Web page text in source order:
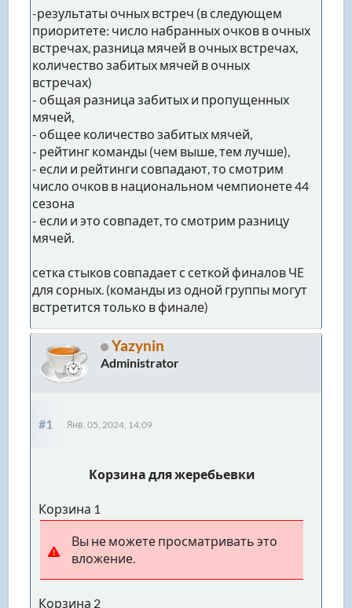
-результаты очных встреч (в следующем
приоритете: число набранных очков в очных
встречах, разница мячей в очных встречах,
количество забитых мячей в очных
встречах)
- общая разница забитых и пропущенных
мячей,
- общее количество забитых мячей,
- рейтинг команды (чем выше, тем лучше),
- если и рейтинги совпадают, то смотрим
число очков в национальном чемпионете 44
сезона
- если и это совпадет, то смотрим разницу
мячей.
сетка стыков совпадает с сеткой финалов ЧЕ
для сорных. (команды из одной группы могут
встретится только в финале)
Yazynin
Administrator
#1 Янв. 05, 2024, 14:09
Корзина для жеребьевки
Корзина 1
Вы не можете просматривать это
вложение.
Корзина 2